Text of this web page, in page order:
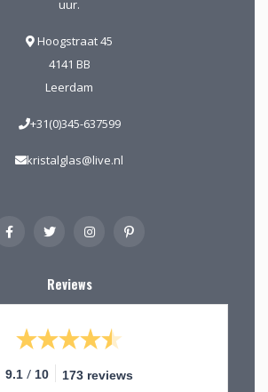
uur.
Hoogstraat 45
4141 BB
Leerdam
+31(0)345-637599
kristalglas@live.nl
Reviews
9.1 / 10 173 reviews